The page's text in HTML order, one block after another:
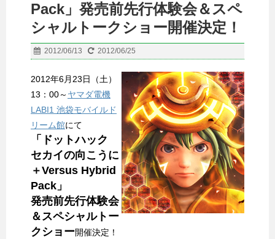
Pack」発売前先行体験会＆スペ
シャルトークショー開催決定！
2012/06/13 2012/06/25
2012年6月23日（土）
13：00～ ヤマダ電機
LABI1 池袋モバイルド
リーム館にて
「ドットハック
セカイの向こうに
＋Versus Hybrid
Pack」
発売前先行体験会
＆スペシャルトー
クショー開催決定！